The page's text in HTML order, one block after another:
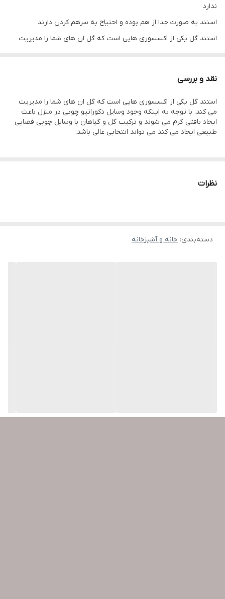
ندارد
استند به صورت جدا از هم بوده و احتیاج به سرهم کردن دارند
استند گل یکی از اکسسوری هایی است که گل ان های شما را مدیریت
طبیعی ایجاد می کند می تواند انتخابی عالی باشد.
نقد و بررسی
استند گل یکی از اکسسوری هایی است که گل ان های شما را مدیریت
می کند. با توجه به اینکه وجود وسایل دکوراتیو چوبی در منزل باعث
ایجاد بافتی گرم می شوند و ترکیب گل و گیاهان با وسایل چوبی فضایی
طبیعی ایجاد می کند می تواند انتخابی عالی باشد.
نظرات
دسته‌بندی: خانه و آشپزخانه